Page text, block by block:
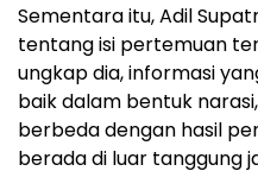
Sementara itu, Adil
tentang isi pertemuan
ungkap dia, informasi
baik dalam bentuk
berbeda dengan hasil
berada di luar tanggung